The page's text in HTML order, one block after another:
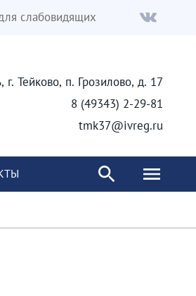
слабовидящих
г. Тейково, п. Грозилово, д. 17
8 (49343) 2-29-81
tmk37@ivreg.ru